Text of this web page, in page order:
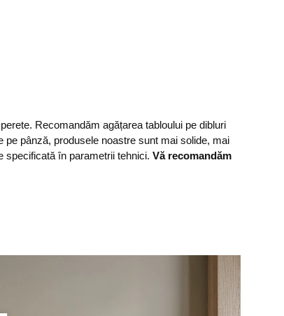
Recomandăm agățarea tabloului pe dibluri
pânză, produsele noastre sunt mai solide, mai
specificată în parametrii tehnici. Vă recomandăm